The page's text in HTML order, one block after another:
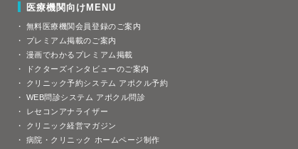
医療機関向けMENU
無料医療機関会員登録のご案内
プレミアム掲載のご案内
漫画でわかるプレミアム掲載
ドクターズインタビューのご案内
クリニック予約システム アポクル予約
WEB問診システム アポクル問診
レセコンアナライザー
クリニック経営マガジン
病院・クリニック ホームページ制作